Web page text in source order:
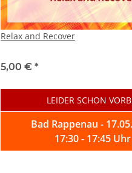
Relax and Recover
5,00 € *
LEIDER SCHON
Bad Rappenau -
17:30 - 17:45 Uhr